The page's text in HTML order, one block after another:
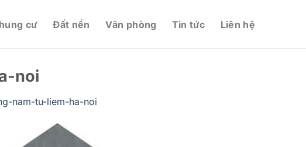
cư Đất nền Văn phòng Tin tức Liên hệ
noi
nam-tu-liem-ha-noi